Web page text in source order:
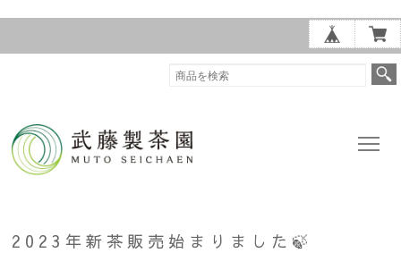
2023年新茶販売始まりました🍃